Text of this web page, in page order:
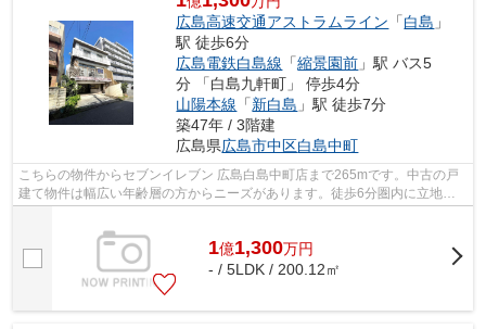
広島高速交通アストラムライン 「白島 」
駅 徒歩6分
広島電鉄白島線 「縮景園前 」駅 バス5
分 「白島九軒町」 停歩4分
山陽本線 「新白島 」駅 徒歩7分
築47年 / 3階建
広島県広島市中区白島中町
こちらの物件からセブンイレブン 広島白島中町店まで265mです。中古の戸
建て物件は幅広い年齢層の方からニーズがあります。徒歩6分圏内に立地す
1億1,300万円
- / 5LDK / 200.12㎡